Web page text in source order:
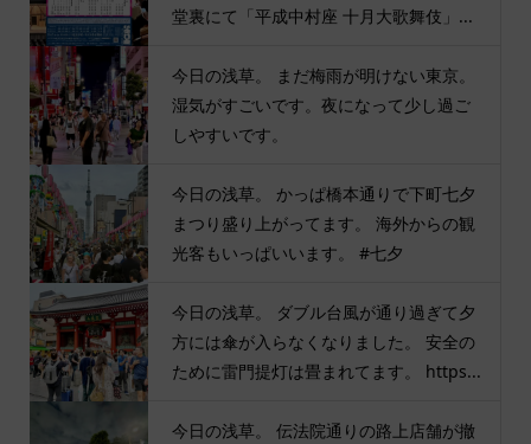
堂裏にて「平成中村座 十月大歌舞伎」...
今日の浅草。 まだ梅雨が明けない東京。
湿気がすごいです。夜になって少し過ご
しやすいです。
今日の浅草。 かっぱ橋本通りで下町七夕
まつり盛り上がってます。 海外からの観
光客もいっぱいいます。 #七夕
今日の浅草。 ダブル台風が通り過ぎて夕
方には傘が入らなくなりました。 安全の
ために雷門提灯は畳まれてます。 https...
今日の浅草。 伝法院通りの路上店舗が撤